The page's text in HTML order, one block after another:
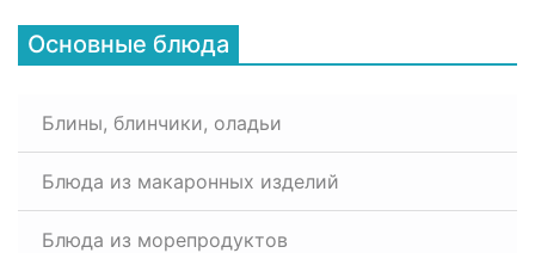
Основные блюда
Блины, блинчики, оладьи
Блюда из макаронных изделий
Блюда из морепродуктов